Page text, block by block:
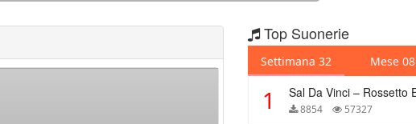
Top Suonerie
Settimana 32 Mese 08
1 8854 57327